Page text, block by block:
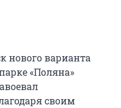
нового варианта
«Поляна»
своим